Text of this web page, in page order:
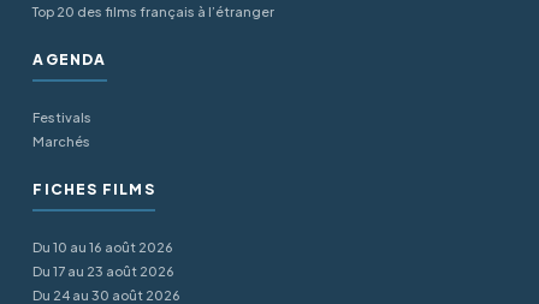
Top 20 des films français à l’étranger
AGENDA
Festivals
Marchés
FICHES FILMS
Du 10 au 16 août 2026
Du 17 au 23 août 2026
Du 24 au 30 août 2026